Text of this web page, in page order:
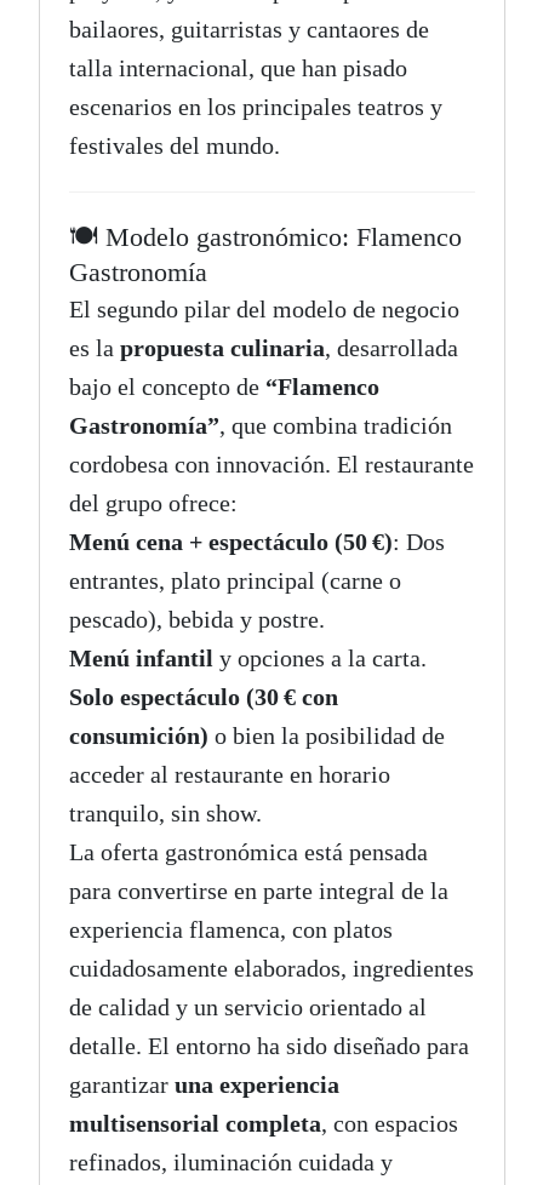
bailaores, guitarristas y cantaores de
talla internacional, que han pisado
escenarios en los principales teatros y
festivales del mundo.
🍽️ Modelo gastronómico: Flamenco
Gastronomía
El segundo pilar del modelo de negocio
es la propuesta culinaria, desarrollada
bajo el concepto de “Flamenco
Gastronomía”, que combina tradición
cordobesa con innovación. El restaurante
del grupo ofrece:
Menú cena + espectáculo (50 €): Dos
entrantes, plato principal (carne o
pescado), bebida y postre.
Menú infantily opciones a la carta.
Solo espectáculo (30 € con
consumición) o bien la posibilidad de
acceder al restaurante en horario
tranquilo, sin show.
La oferta gastronómica está pensada
para convertirse en parte integral de la
experiencia flamenca, con platos
cuidadosamente elaborados, ingredientes
de calidad y un servicio orientado al
detalle. El entorno ha sido diseñado para
garantizar una experiencia
multisensorial completa, con espacios
refinados, iluminación cuidada y